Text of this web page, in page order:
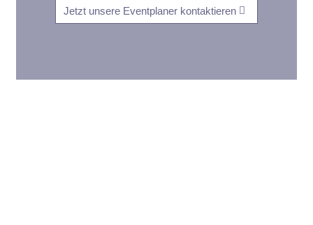
Jetzt unsere Eventplaner kontaktieren